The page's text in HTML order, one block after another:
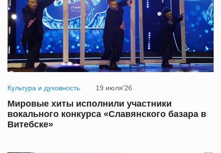
Культура и духовность 19 июля'26
Мировые хиты исполнили участники
вокального конкурса «Славянского базара в
Витебске»